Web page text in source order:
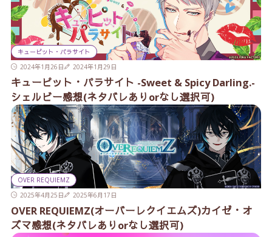
キューピット・パラサイト
2024年1月26日
2024年1月29日
キューピット・パラサイト -Sweet & Spicy Darling.-
シェルビー感想(ネタバレありorなし選択可)
OVER REQUIEMZ
2025年4月25日
2025年6月17日
OVER REQUIEMZ(オーバーレクイエムズ)カイゼ・オ
ズマ感想(ネタバレありorなし選択可)